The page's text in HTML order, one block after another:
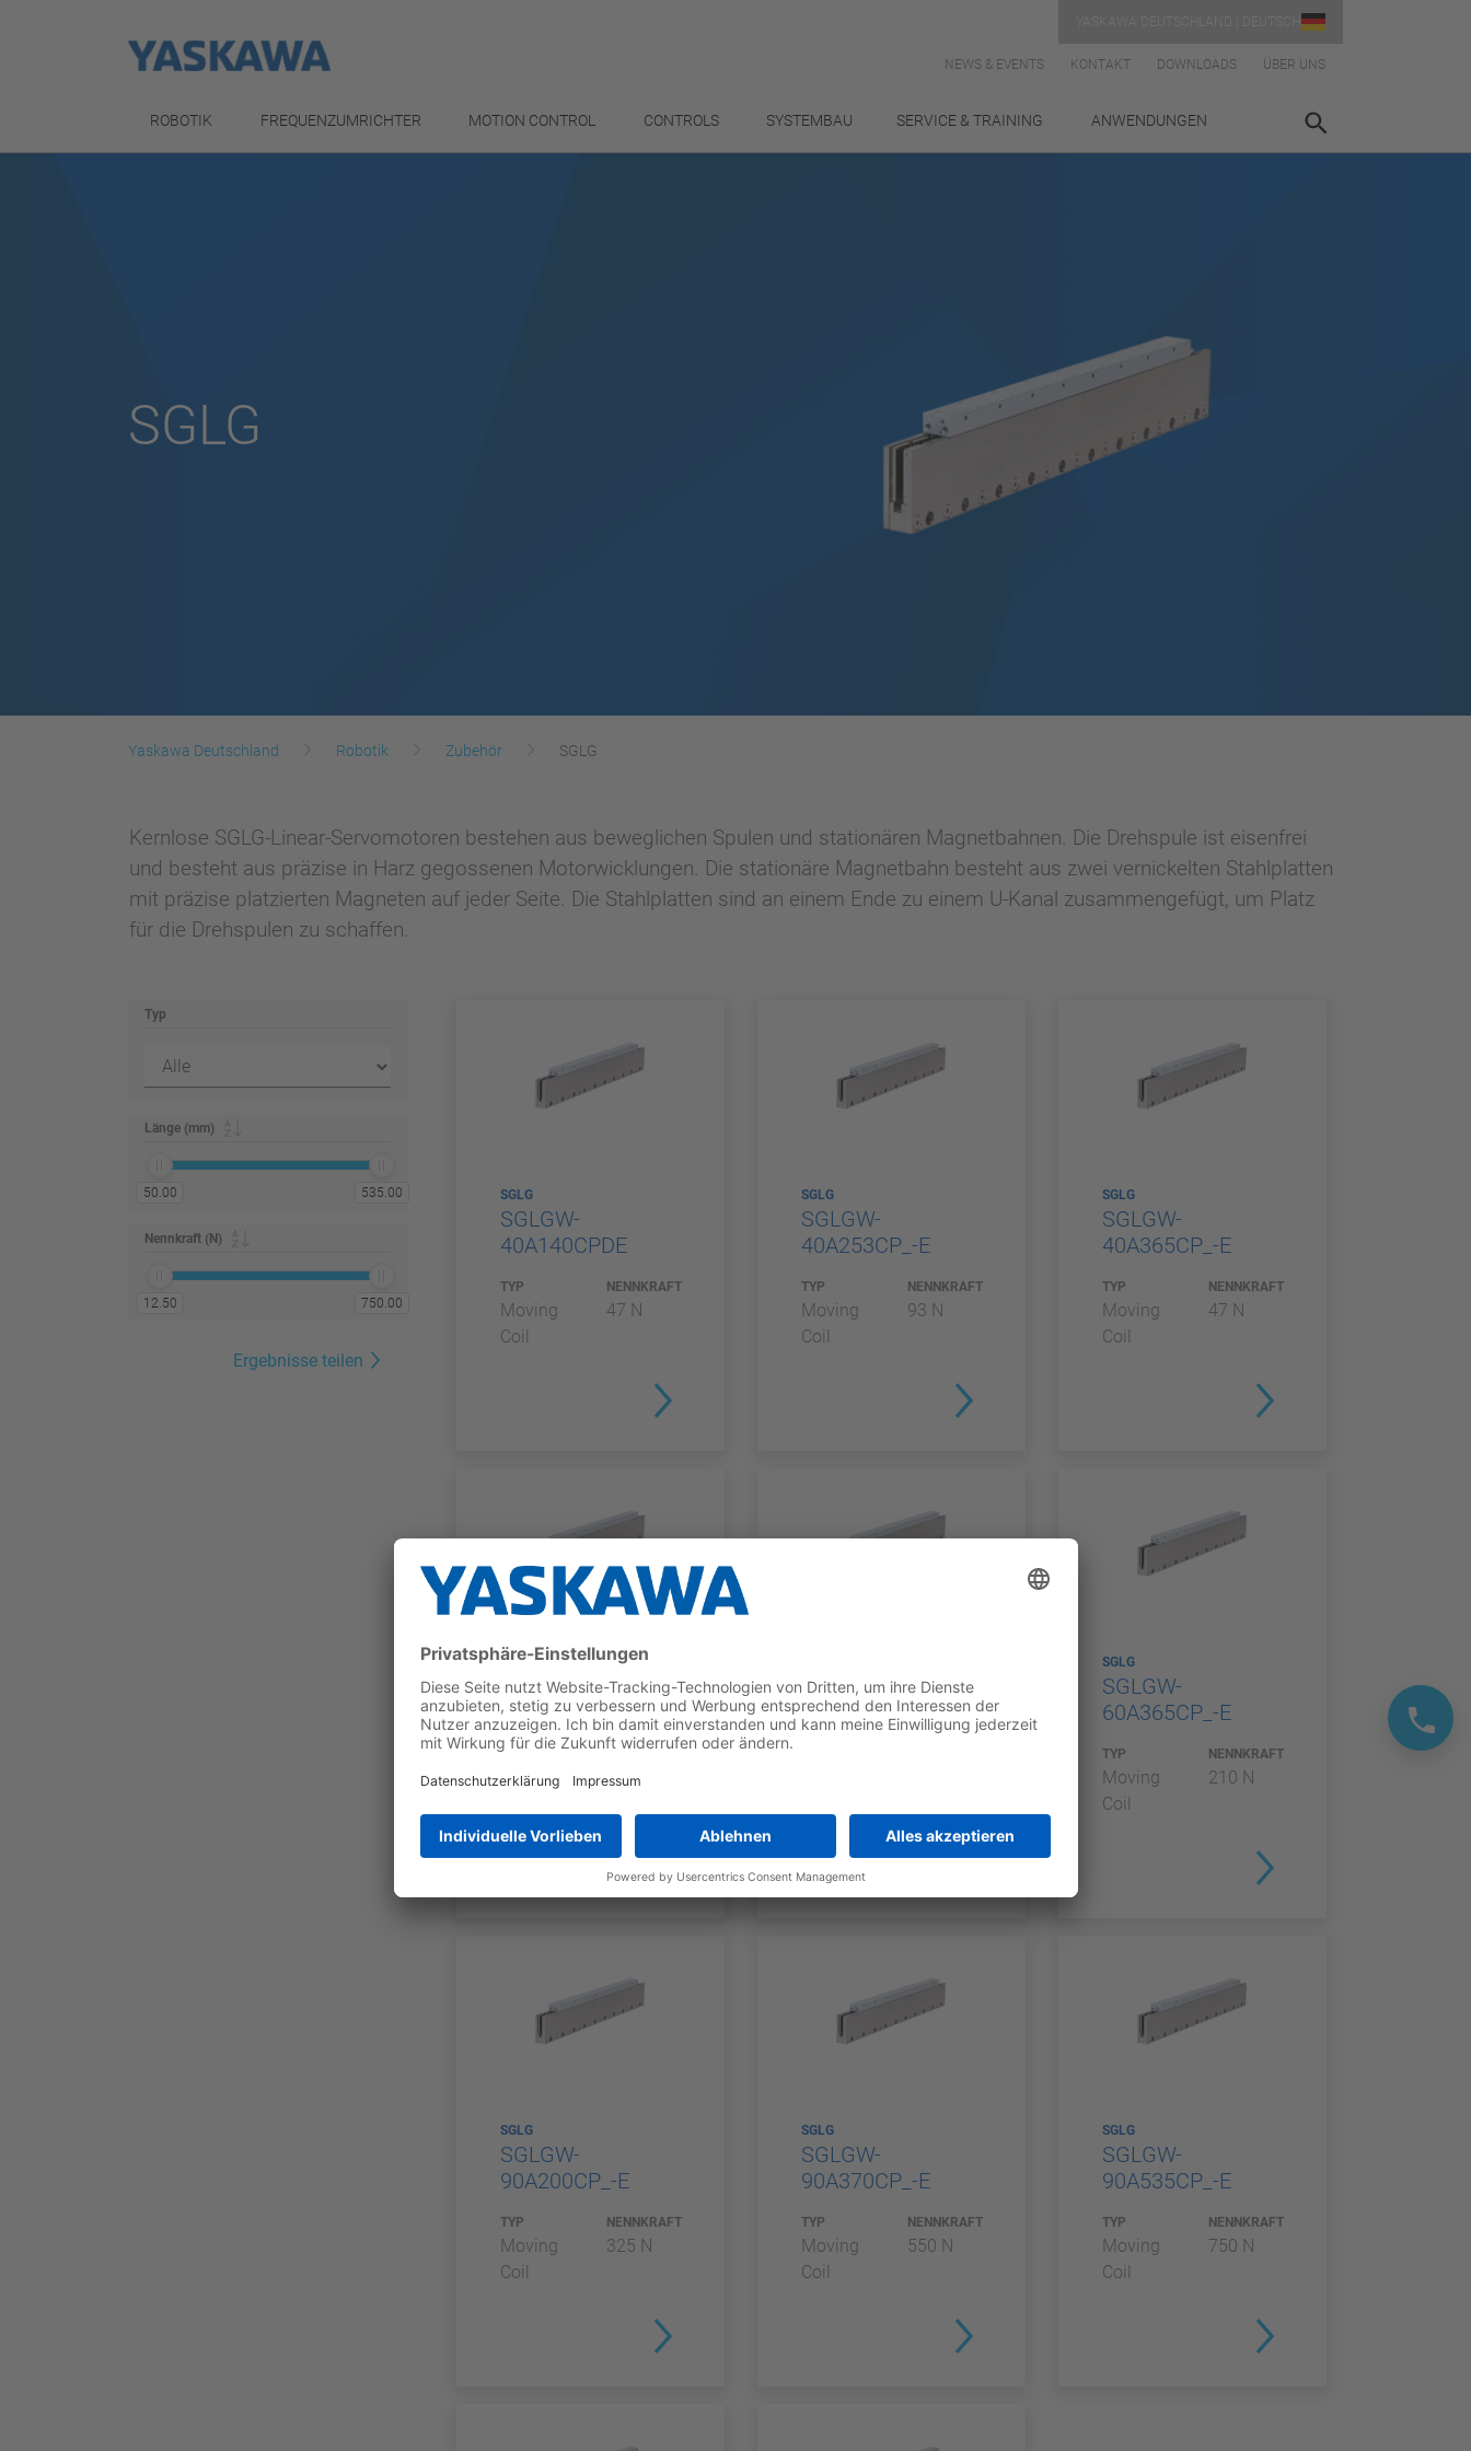
NEWS & EVENTS KONTAKT DOWNLOADS ÜBER UNS
ROBOTIK FREQUENZUMRICHTER MOTION CONTROL CONTROLS SYSTEMBAU SERVICE & TRAINING ANWENDUNGEN
SGLG
Yaskawa Deutschland Robotik Zubehör SGLG
Kernlose SGLG-Linear-Servomotoren bestehen aus beweglichen Spulen und stationären Magnetbahnen. Die Drehspule ist eisenfrei
und besteht aus präzise in Harz gegossenen Motorwicklungen. Die stationäre Magnetbahn besteht aus zwei vernickelten Stahlplatten
mit präzise platzierten Magneten auf jeder Seite. Die Stahlplatten sind an einem Ende zu einem U-Kanal zusammengefügt, um Platz
für die Drehspulen zu schaffen.
Typ
Länge (mm)
50.00 535.00
Nennkraft (N)
12.50 750.00
Ergebnisse teilen
SGLG
SGLGW-
40A140CPDE
TYP
Moving
Coil
NENNKRAFT
47 N
SGLG
SGLGW-
40A253CP_-E
TYP
Moving
Coil
NENNKRAFT
93 N
SGLG
SGLGW-
40A365CP_-E
TYP
Moving
Coil
NENNKRAFT
47 N
SGLG
SGLGW-
60A140CP_-E
TYP
Moving
70 N
SGLGW-
60A253CP_-E
SGLG
SGLGW-
60A365CP_-E
TYP
Moving
Coil
NENNKRAFT
210 N
SGLG
SGLGW-
90A200CP_-E
TYP
Moving
Coil
NENNKRAFT
325 N
SGLG
SGLGW-
90A370CP_-E
TYP
Moving
Coil
NENNKRAFT
550 N
SGLG
SGLGW-
90A535CP_-E
TYP
Moving
Coil
NENNKRAFT
750 N